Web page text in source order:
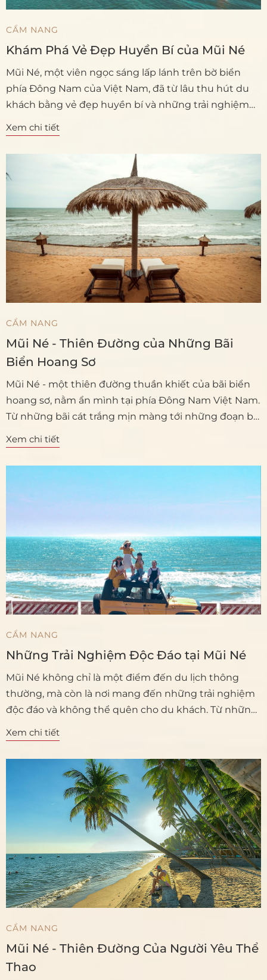
CẨM NANG
Khám Phá Vẻ Đẹp Huyền Bí của Mũi Né
Mũi Né, một viên ngọc sáng lấp lánh trên bờ biển
phía Đông Nam của Việt Nam, đã từ lâu thu hút du
khách bằng vẻ đẹp huyền bí và những trải nghiệm
không thể quên. Nằm trong lòng tỉnh Bình Thuận,
Mũi Né không chỉ là điểm đến lý tưởng cho những ai
muốn tận hưởng không gian biển cả thanh bình, mà
còn là nơi đậm chất văn hóa và lịch sử.
Xem chi tiết
CẨM NANG
Mũi Né - Thiên Đường của Những Bãi
Biển Hoang Sơ
Mũi Né - một thiên đường thuần khiết của bãi biển
hoang sơ, nằm ẩn mình tại phía Đông Nam Việt Nam.
Từ những bãi cát trắng mịn màng tới những đoạn bờ
biển dài vươn ra xa, Mũi Né mang đến cho du khách
một trải nghiệm tuyệt vời giữa vẻ đẹp tự nhiên và
yên bình.
Xem chi tiết
CẨM NANG
Những Trải Nghiệm Độc Đáo tại Mũi Né
Mũi Né không chỉ là một điểm đến du lịch thông
thường, mà còn là nơi mang đến những trải nghiệm
độc đáo và không thể quên cho du khách. Từ những
hoạt động giải trí đến khám phá văn hóa địa phương,
Mũi Né hứa hẹn sẽ mang đến cho bạn những trải
nghiệm đặc biệt và khác biệt.
Xem chi tiết
CẨM NANG
Mũi Né - Thiên Đường Của Người Yêu Thể
Thao